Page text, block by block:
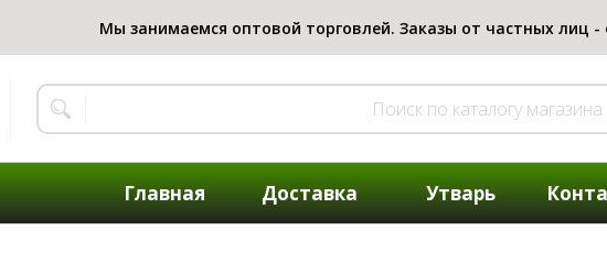
Главная Доставка Утварь